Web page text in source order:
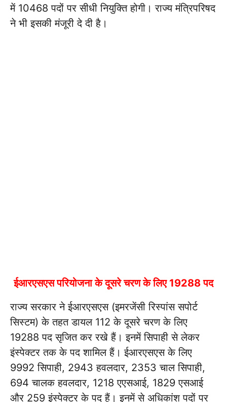
में 10468 पदों पर सीधी नियुक्ति होगी। राज्य मंत्रिपरिषद
ने भी इसकी मंजूरी दे दी है।
ईआरएसएस परियोजना के दूसरे चरण के लिए 19288 पद
राज्य सरकार ने ईआरएसएस (इमरजेंसी रिस्पांस सपोर्ट
सिस्टम) के तहत डायल 112 के दूसरे चरण के लिए
19288 पद सृजित कर रखे हैं। इनमें सिपाही से लेकर
इंस्पेक्टर तक के पद शामिल हैं। ईआरएसएस के लिए
9992 सिपाही, 2943 हवलदार, 2353 चाल सिपाही,
694 चालक हवलदार, 1218 एएसआई, 1829 एसआई
और 259 इंस्पेक्टर के पद हैं। इनमें से अधिकांश पदों पर